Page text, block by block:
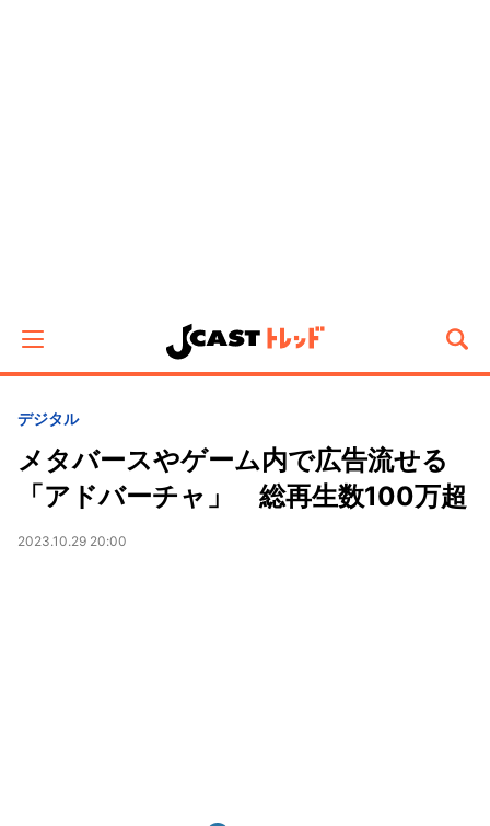
デジタル
メタバースやゲーム内で広告流せる
「アドバーチャ」 総再生数100万超
2023.10.29 20:00